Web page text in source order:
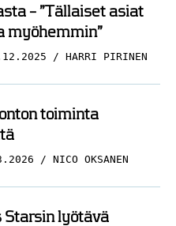
– ”Tällaiset asiat
myöhemmin”
HARRI PIRINEN
toiminta
NICO OKSANEN
lyötävä